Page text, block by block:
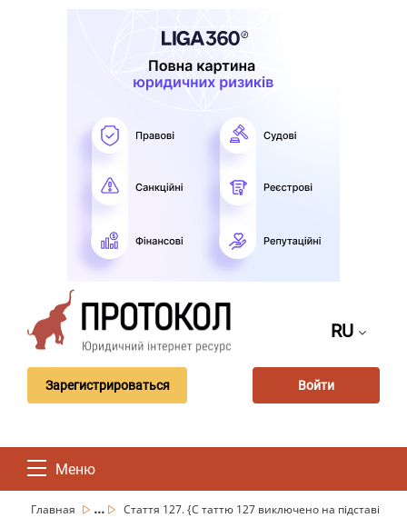
RU
Зарегистрироваться Войти
Меню
Главная ...
Стаття 127. {С таттю 127 виключено на підставі